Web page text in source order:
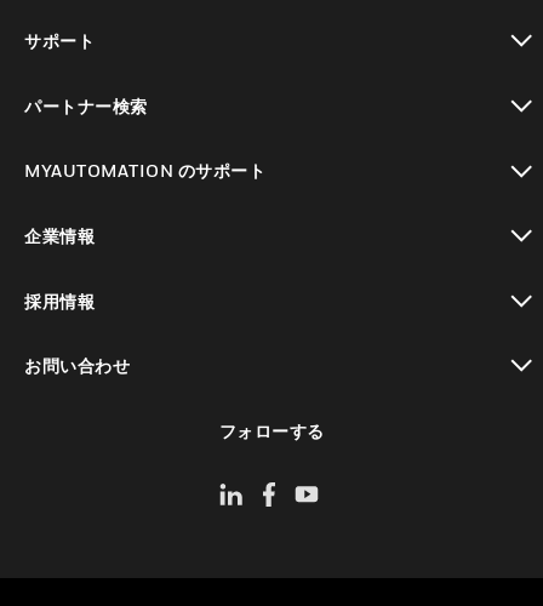
サポート
パートナー検索
MYAUTOMATION のサポート
企業情報
採用情報
お問い合わせ
フォローする